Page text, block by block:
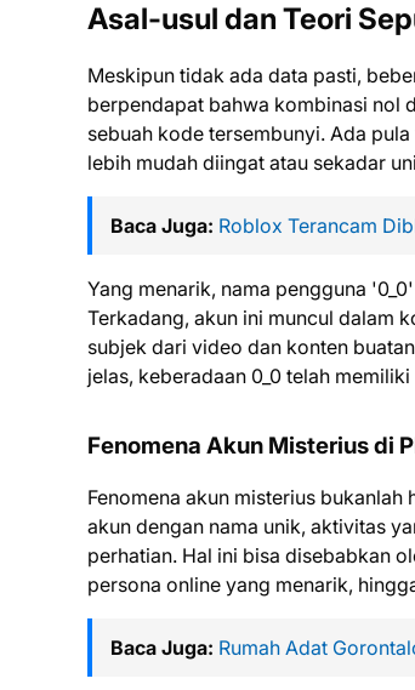
Asal-usul dan Teori
Meskipun tidak ada data pasti,
berpendapat bahwa kombinasi nol
sebuah kode tersembunyi. Ada
lebih mudah diingat atau sekadar
Baca Juga: Roblox Terancam
Yang menarik, nama pengguna
Terkadang, akun ini muncul dalam
subjek dari video dan konten
jelas, keberadaan 0_0 telah
Fenomena Akun Misterius di
Fenomena akun misterius
akun dengan nama unik, aktivitas
perhatian. Hal ini bisa disebabkan
persona online yang menarik,
Baca Juga: Rumah Adat